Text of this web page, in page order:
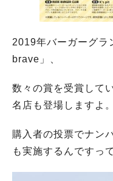
2019年バーガーグラ
brave」、
数々の賞を受賞して
名店も登場しますよ。
購入者の投票でナン
も実施するんですって